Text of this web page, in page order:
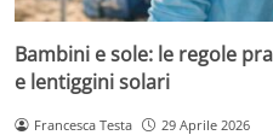
Bambini e sole: le regole
e lentiggini solari
Francesca Testa 29 Aprile 2026